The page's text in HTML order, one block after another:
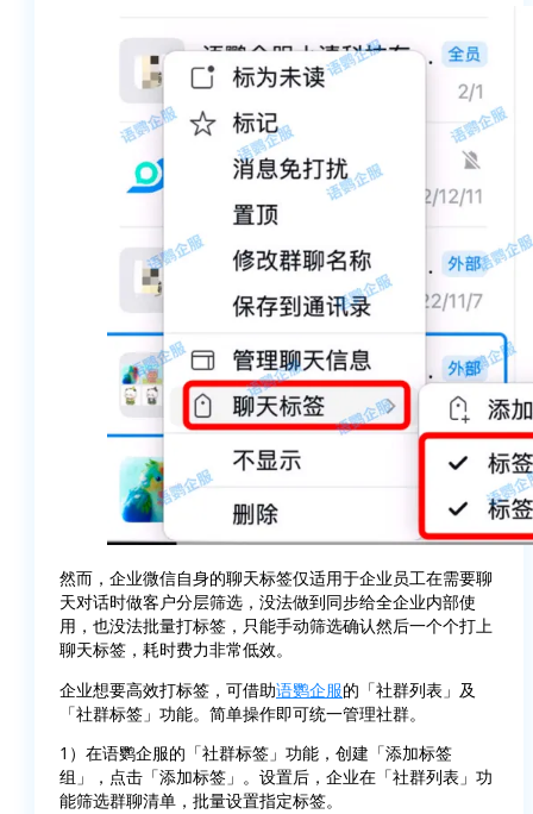
然而，企业微信自身的聊天标签仅适用于企业员工在需要聊
天对话时做客户分层筛选，没法做到同步给全企业内部使
用，也没法批量打标签，只能手动筛选确认然后一个个打上
聊天标签，耗时费力非常低效。
企业想要高效打标签，可借助语鹦企服的「社群列表」及
「社群标签」功能。简单操作即可统一管理社群。
1）在语鹦企服的「社群标签」功能，创建「添加标签
组」，点击「添加标签」。设置后，企业在「社群列表」功
能筛选群聊清单，批量设置指定标签。